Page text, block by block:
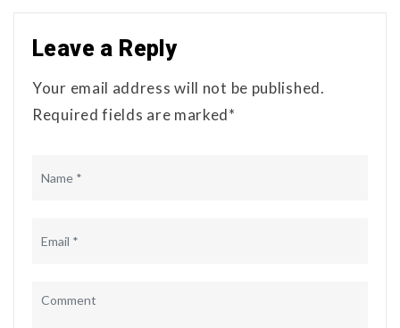
Leave a Reply
Your email address will not be published.
Required fields are marked*